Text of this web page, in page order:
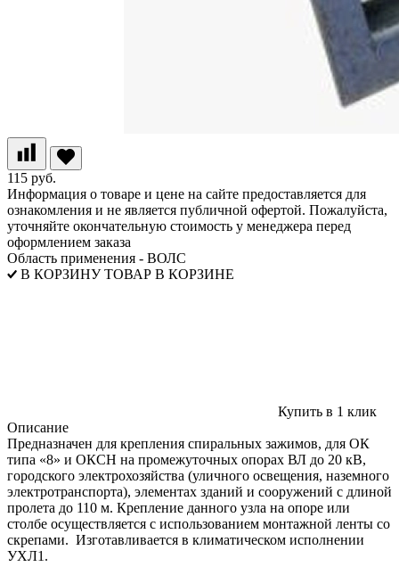
115 руб.
Информация о товаре и цене на сайте предоставляется для
ознакомления и не является публичной офертой. Пожалуйста,
уточняйте окончательную стоимость у менеджера перед
оформлением заказа
Область применения - ВОЛС
В КОРЗИНУ ТОВАР В КОРЗИНЕ
Купить в 1 клик
Описание
Предназначен для крепления спиральных зажимов, для ОК
типа «8» и ОКСН на промежуточных опорах ВЛ до 20 кВ,
городского электрохозяйства (уличного освещения, наземного
электротранспорта), элементах зданий и сооружений с длиной
пролета до 110 м. Крепление данного узла на опоре или
столбе осуществляется с использованием монтажной ленты со
скрепами. Изготавливается в климатическом исполнении
УХЛ1.